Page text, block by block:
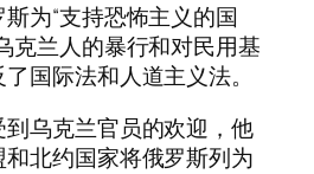
为“支持恐怖主义的国
克兰人的暴行和对民用基
国际法和人道主义法。
乌克兰官员的欢迎，他
北约国家将俄罗斯列为